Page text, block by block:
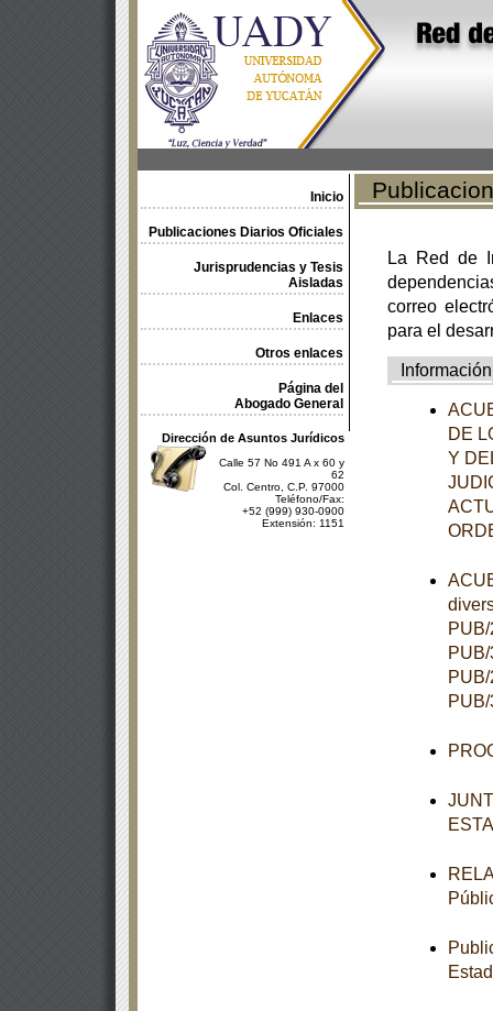
Inicio
Publicaciones Diarios Oficiales
Jurisprudencias y Tesis
Aisladas
Enlaces
Otros enlaces
Página del
Abogado General
Dirección de Asuntos Jurídicos
Calle 57 No 491 A x 60 y
62
Col. Centro, C.P. 97000
Teléfono/Fax:
+52 (999) 930-0900
Extensión: 1151
La Red de
correo
para el
Información
DE
Y